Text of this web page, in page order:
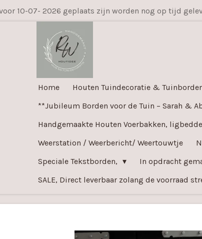
10-07- 2026 geplaats zijn worden nog op tijd
Home Houten Tuindecoratie &
**Jubileum Borden voor de Tuin – Sarah &
Handgemaakte Houten Voerbakken,
Weerstation / Weerbericht/ Weertouwtje
Speciale Tekstborden,
In opdracht
SALE, Direct leverbaar zolang de voorraad